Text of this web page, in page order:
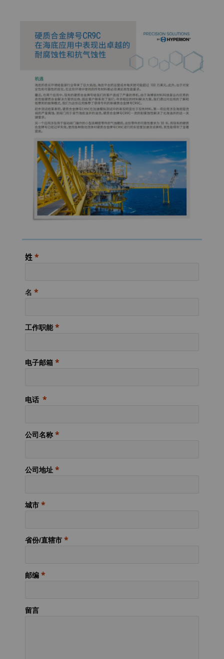
Flow Control Valve Trim
超厚BZN™
Compax™ PCD工具坯料
U系列PCD
RTP粉末
标准牌号
卫生用品旋转切割解决方案
旋转切刀拓展设计
旋转切刀服务与支持
锯片刀头和坯料
金属切削锯片刀头
硬质合金长条片坯料
耐磨件
冷成型模具
电子封装连接工具
发动机和变速箱
拉丝模
更多拉丝模坯料
硬质合金模芯烧结坯料和精磨坯
料
6UDPlus钢帘线拉拔牌号
姓
名
工作职能
电子邮箱
电话
公司名称
公司地址
城市
省份/直辖市
邮编
留言